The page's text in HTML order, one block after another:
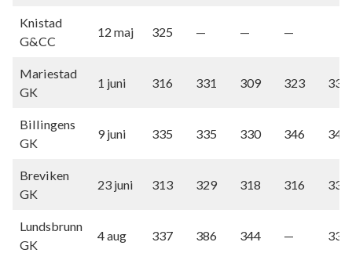
Knistad
G&CC
12 maj 325 — — —
Mariestad
GK
1 juni 316 331 309 323 339
Billingens
GK
9 juni 335 335 330 346 345
Breviken
GK
23 juni 313 329 318 316 331
Lundsbrunn
GK
4 aug 337 386 344 — 338